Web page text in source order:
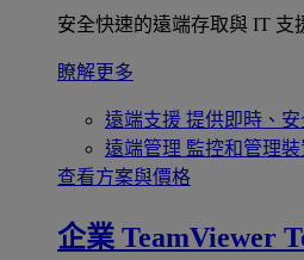
安全快速的遠端存取與 IT 支
瞭解更多
遠端支援 提供即時、
遠端管理 監控和管理裝
查看方案與價格
企業 TeamViewer